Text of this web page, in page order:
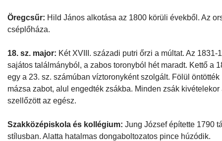
Öregcsűr: Hild János alkotása az 1800 körüli évekből. Az
cséplőháza.
18. sz. major: Két XVIII. századi putri őrzi a múltat. Az 1831-
sajátos találmányból, a zabos toronyból hét maradt. Kettő a
egy a 23. sz. számúban víztoronyként szolgált. Fölül öntötték
mázsa zabot, alul engedték zsákba. Minden zsák kivételekor
szellőzött az egész.
Szakközépiskola és kollégium: Jung József építette 1790
stílusban. Alatta hatalmas dongaboltozatos pince húzódik.